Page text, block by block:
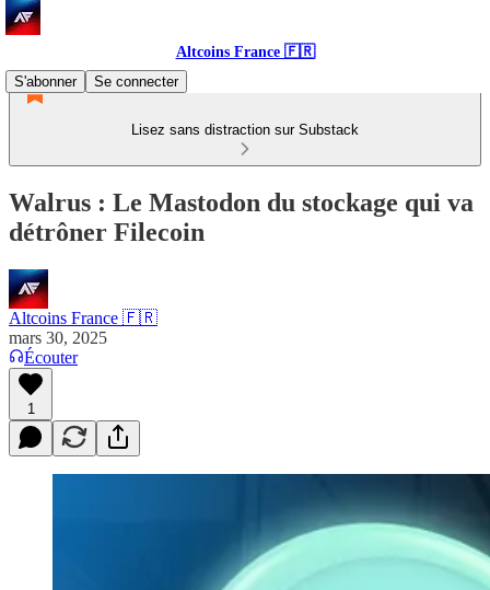
Altcoins France 🇫🇷
S'abonner
Se connecter
Lisez sans distraction sur Substack
Walrus : Le Mastodon du stockage qui va
détrôner Filecoin
Altcoins France 🇫🇷
mars 30, 2025
Écouter
1